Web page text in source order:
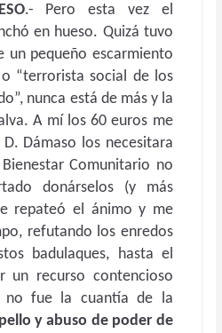
.- Pero esta vez el
en hueso. Quizá tuvo
un pequeño escarmiento
“terrorista social de los
nunca está de más y la
A mí los 60 euros me
Dámaso los necesitara
Comunitario no
donárselos (y más
repateó el ánimo y me
refutando los enredos
badulaques, hasta el
un recurso contencioso
no fue la cuantía de la
y abuso de poder de